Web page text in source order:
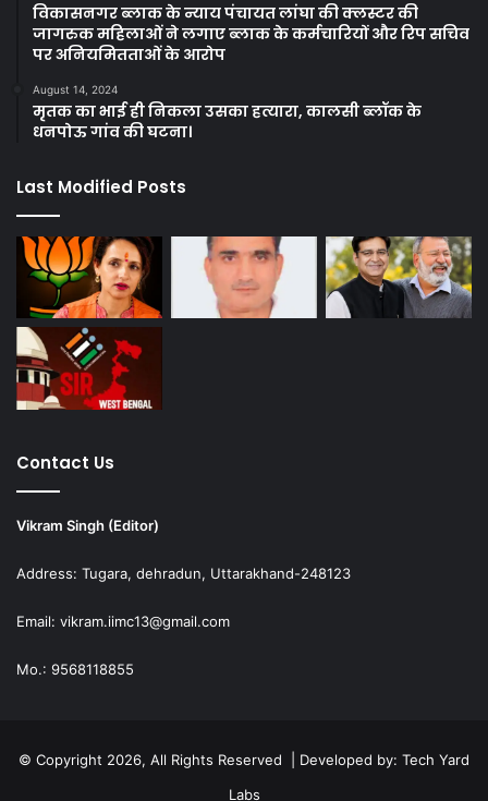
विकासनगर ब्लाक के न्याय पंचायत लांघा की क्लस्टर की
जागरुक महिलाओं ने लगाए ब्लाक के कर्मचारियों और रिप सचिव
पर अनियमितताओं के आरोप
August 14, 2024
मृतक का भाई ही निकला उसका हत्यारा, कालसी ब्लॉक के
धनपोऊ गांव की घटना।
Last Modified Posts
Contact Us
Vikram Singh (Editor)
Address: Tugara, dehradun, Uttarakhand-248123
Email: vikram.iimc13@gmail.com
Mo.: 9568118855
© Copyright 2026, All Rights Reserved | Developed by: Tech Yard
Labs